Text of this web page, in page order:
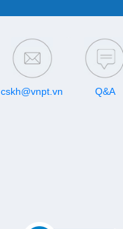
cskh@vnpt.vn Q&A